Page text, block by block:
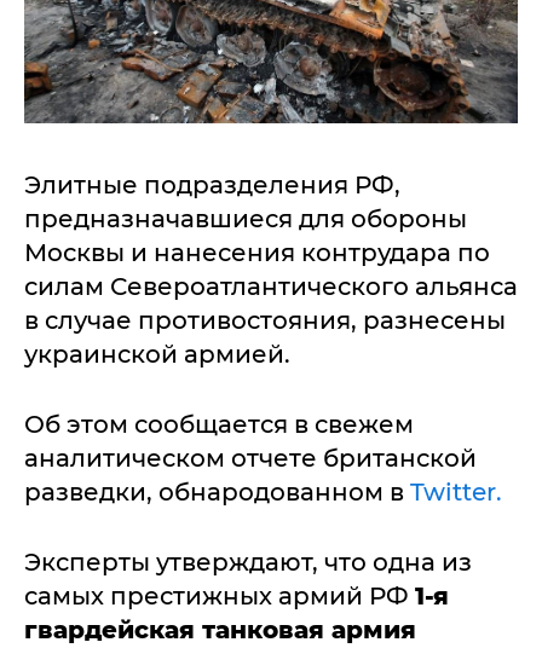
Элитные подразделения РФ,
предназначавшиеся для обороны
Москвы и нанесения контрудара по
силам Североатлантического альянса
в случае противостояния, разнесены
украинской армией.
Об этом сообщается в свежем
аналитическом отчете британской
разведки, обнародованном в Twitter.
Эксперты утверждают, что одна из
самых престижных армий РФ 1-я
гвардейская танковая армия